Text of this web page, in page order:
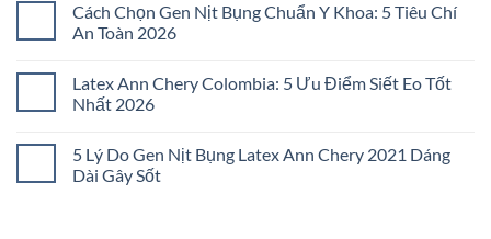
Bụng
Không
Đau
Quyết
Chọn
bình
luận
ở
Gen
Nịt
Bụng
5
Bước
Chuẩn
Cách Chọn Gen Nịt Bụng Chuẩn Y Khoa: 5 Tiêu Chí
An Toàn 2026
bình
luận
ở
Gen
Nịt
Bụng
Latex Ann Chery Colombia: 5 Ưu Điểm Siết Eo Tốt
Nhất 2026
bình
luận
ở
5 Lý Do Gen Nịt Bụng Latex Ann Chery 2021 Dáng
Dài Gây Sốt